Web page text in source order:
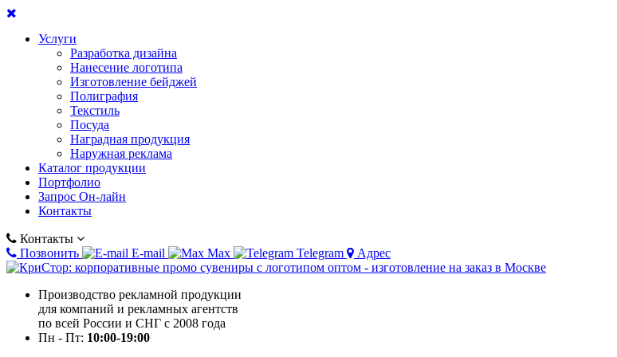
Услуги
Разработка дизайна
Нанесение логотипа
Изготовление бейджей
Полиграфия
Текстиль
Посуда
Наградная продукция
Наружная реклама
Каталог продукции
Портфолио
Запрос Он-лайн
Контакты
Контакты
Позвонить
E-mail Max Telegram Адрес
Производство рекламной продукции
для компаний и рекламных агентств
по всей России и СНГ с 2008 года
Пн - Пт: 10:00-19:00